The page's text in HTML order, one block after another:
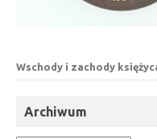
Wschody i zachody
Archiwum